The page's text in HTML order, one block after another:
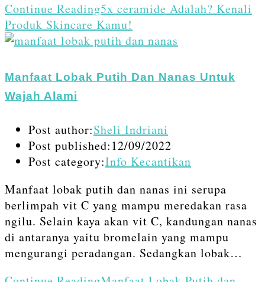
Continue Reading5x ceramide Adalah? Kenali
Produk Skincare Kamu!
Manfaat Lobak Putih Dan Nanas Untuk
Wajah Alami
Post author:Sheli Indriani
Post published:12/09/2022
Post category:Info Kecantikan
Manfaat lobak putih dan nanas ini serupa
berlimpah vit C yang mampu meredakan rasa
ngilu. Selain kaya akan vit C, kandungan nanas
di antaranya yaitu bromelain yang mampu
mengurangi peradangan. Sedangkan lobak…